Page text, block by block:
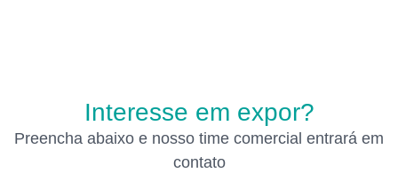
Interesse em expor?
Preencha abaixo e nosso time comercial entrará em
contato